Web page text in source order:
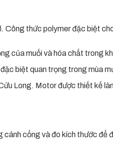
Công thức polymer đặc biệt
của muối và hóa chất trong
biệt quan trọng trong mùa
Long. Motor được thiết kế
cổng và đo kích thước để